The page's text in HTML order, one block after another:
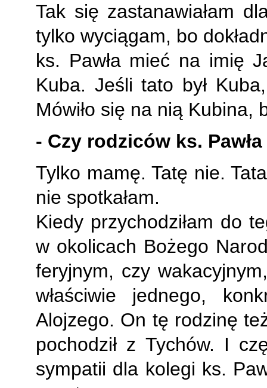
Tak się zastanawiałam
tylko wyciągam, bo
ks. Pawła mieć na imię
Kuba. Jeśli tato był
Mówiło się na nią Kubina,
- Czy rodziców ks.
Tylko mamę. Tatę nie.
nie spotkałam.
Kiedy przychodziłam do
w okolicach Bożego
feryjnym, czy
właściwie jednego,
Alojzego. On tę rodzinę
pochodził z Tychów. I
sympatii dla kolegi ks.